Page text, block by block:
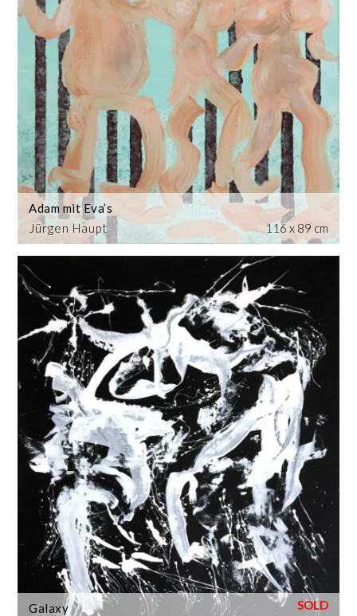
Jürgen Haupt
Adam mit Eva’s
116 x 89 cm
Galaxy